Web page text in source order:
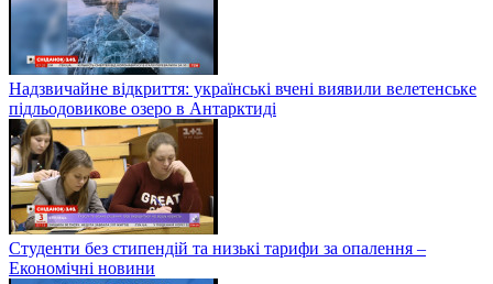
Надзвичайне відкриття: українські вчені виявили велетенське
підльодовикове озеро в Антарктиді
Студенти без стипендій та низькі тарифи за опалення –
Економічні новини